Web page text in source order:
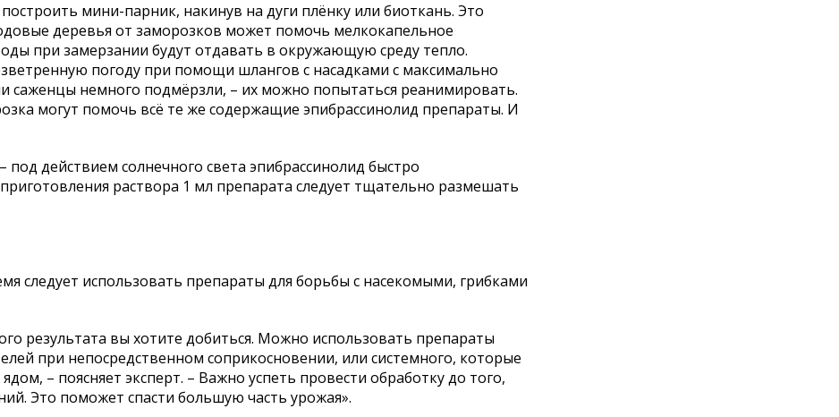
мини­-парник, накинув на дуги плёнку или биоткань. Это
деревья от заморозков может помочь мелкокапельное
при замерзании будут отдавать в окружающую среду тепло.
погоду при помощи шлангов с насадками с максимально
саженцы немного подмёрзли, – их можно попытаться реанимировать.
могут помочь всё те же содержащие эпибрассинолид препараты. И
действием солнечного света эпибрассинолид быстро
раствора 1 мл препарата следует тщательно размешать
следует использовать препараты для борьбы с насекомыми, грибками
результата вы хотите добиться. Можно использовать препараты
при непосредственном соприкосновении, или системного, которые
– поясняет эксперт. – Важно успеть провести обработку до того,
Это поможет спасти большую часть урожая».